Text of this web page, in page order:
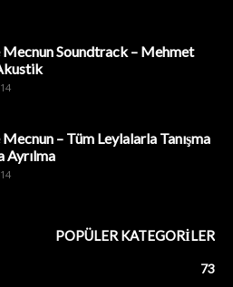
Mecnun Soundtrack – Mehmet
– Tüm Leylalarla Tanışma
Ayrılma
POPÜLER KATEGORİLER
73